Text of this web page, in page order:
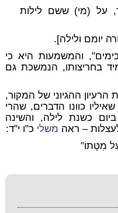
על (מי) ששם לילות
יומם ולילה].
והמשמעות היא כי
בחריצותו, הנמשכת גם
ההגיוני של המקור,
כוונו הדברים, שהרי
כשנת לילה, והשינה
– ראה משלי כ"ו י"ד:
מִטָּתוֹ"